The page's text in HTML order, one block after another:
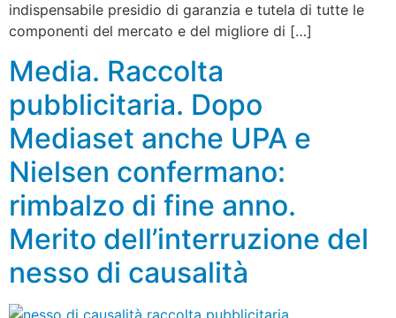
indispensabile presidio di garanzia e tutela di tutte le
componenti del mercato e del migliore di […]
Media. Raccolta
pubblicitaria. Dopo
Mediaset anche UPA e
Nielsen confermano:
rimbalzo di fine anno.
Merito dell’interruzione del
nesso di causalità